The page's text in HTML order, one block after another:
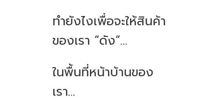
ทำยังไงเพื่อจะให้สินค้า
ของเรา “ดัง”...
ในพื้นที่หน้าบ้านของ
เรา...